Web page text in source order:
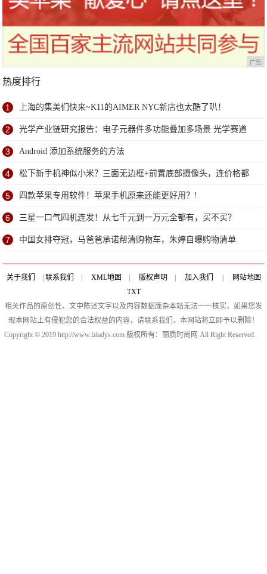
广告
热度排行
1 上海的集美们快来~K11的AIMER NYC新店也太酷了叭！
2 光学产业链研究报告：电子元器件多功能叠加多场景 光学赛道
优且长
3 Android 添加系统服务的方法
4 松下新手机神似小米？三面无边框+前置底部摄像头，连价格都
很像!
5 四款苹果专用软件！苹果手机原来还能更好用？!
6 三星一口气四机连发！从七千元到一万元全都有，买不买？
7 中国女排夺冠，马爸爸承诺帮清购物车，朱婷自曝购物清单
关于我们 联系我们 XML地图 版权声明 加入我们
网站地图
TXT
相关作品的原创性、文中陈述文字以及内容数据庞杂本站无法一一核实，如果您发
现本网站上有侵犯您的合法权益的内容，请联系我们，本网站将立即予以删除！
Copyright © 2019 http://www.lzladys.com 版权所有：丽质时尚网 All Right Reserved.